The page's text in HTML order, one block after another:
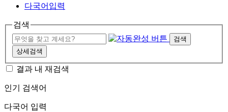
다국어입력
검색
검색
상세검색
결과 내 재검색
인기 검색어
다국어 입력